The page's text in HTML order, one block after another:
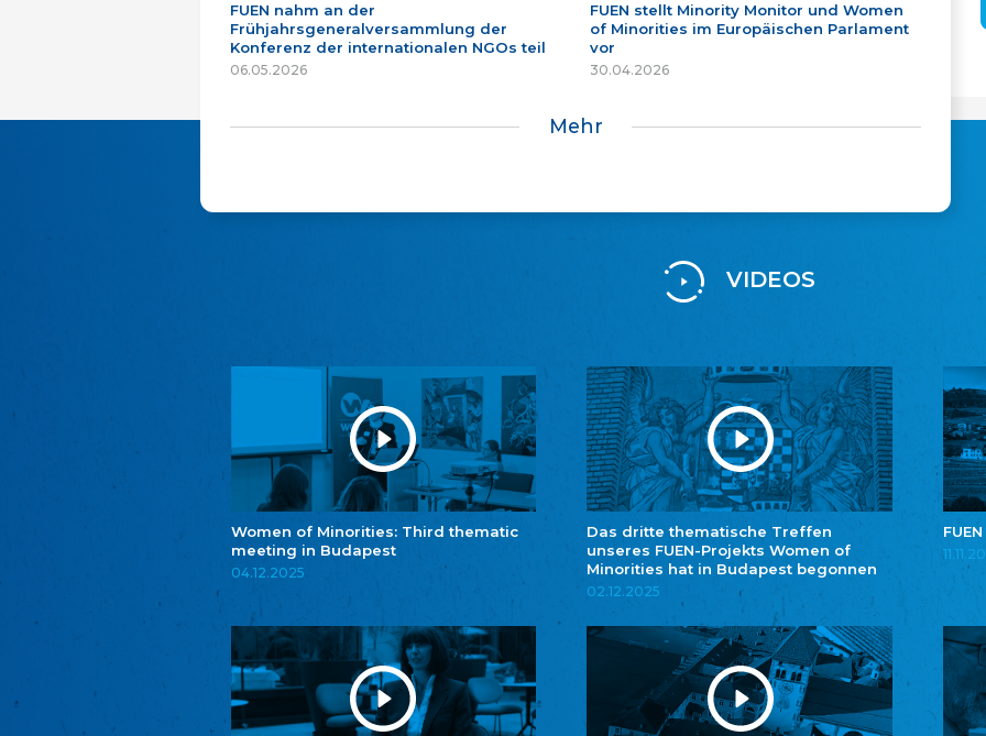
FUEN nahm an der
Frühjahrsgeneralversammlung der
Konferenz der internationalen NGOs teil
06.05.2026
FUEN stellt Minority Monitor und Women
of Minorities im Europäischen Parlament
vor
30.04.2026
Mehr
VIDEOS
Women of Minorities: Third thematic
meeting in Budapest
04.12.2025
Das dritte thematische Treffen
unseres FUEN-Projekts Women of
Minorities hat in Budapest begonnen
02.12.2025